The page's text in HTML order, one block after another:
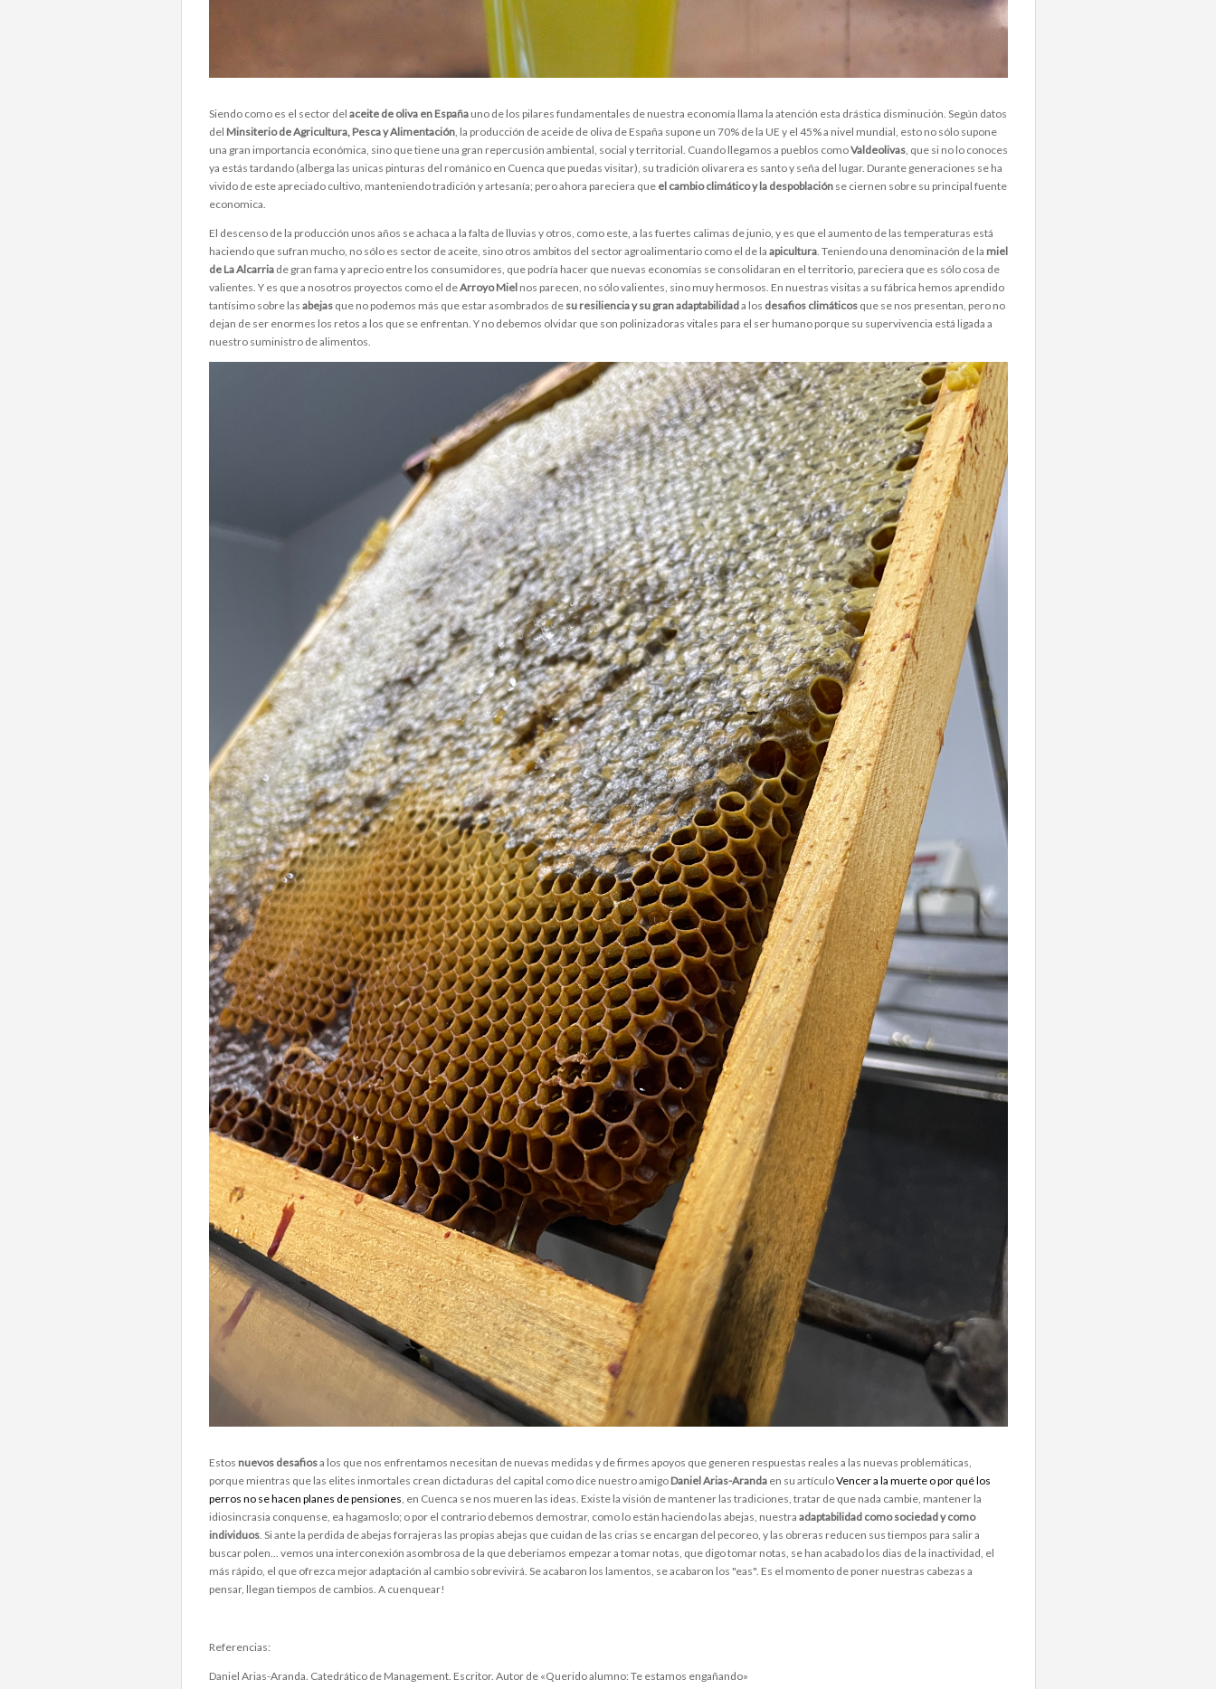
Siendo como es el sector del aceite de oliva en Españauno de los pilares fundamentales de nuestra economía llama la atención esta drástica disminución. Según datos
del Minsiterio de Agricultura, Pesca y Alimentación, la producción de aceide de oliva de España supone un 70% de la UE y el 45% a nivel mundial, esto no sólo supone
una gran importancia económica, sino que tiene una gran repercusión ambiental, social y territorial. Cuando llegamos a pueblos comoValdeolivas, que si no lo conoces
ya estás tardando (alberga las unicas pinturas del románico en Cuenca que puedas visitar), su tradición olivarera es santo y seña del lugar. Durante generaciones se ha
vivido de este apreciado cultivo, manteniendo tradición y artesanía; pero ahora pareciera que el cambio climático y la despoblación se ciernen sobre su principal fuente
economica.
El descenso de la producción unos años se achaca a la falta de lluvias y otros, como este, a las fuertes calimas de junio, y es que el aumento de las temperaturas está
haciendo que sufran mucho, no sólo es sector de aceite, sino otros ambitos del sector agroalimentario como el de la apicultura. Teniendo una denominación de la miel
de La Alcarria de gran fama y aprecio entre los consumidores, que podría hacer que nuevas economías se consolidaran en el territorio, pareciera que es sólo cosa de
valientes. Y es que a nosotros proyectos como el deArroyo Mielnos parecen, no sólo valientes, sino muy hermosos. En nuestras visitas a su fábrica hemos aprendido
tantísimo sobre las abejas que no podemos más que estar asombrados de su resiliencia y su gran adaptabilidada los desafios climáticosque se nos presentan, pero no
dejan de ser enormes los retos a los que se enfrentan. Y no debemos olvidar que son polinizadoras vitales para el ser humano porque su supervivencia está ligada a
nuestro suministro de alimentos.
Estos nuevos desafiosa los que nos enfrentamos necesitan de nuevas medidas y de firmes apoyos que generen respuestas reales a las nuevas problemáticas,
porque mientras que las elites inmortales crean dictaduras del capital como dice nuestro amigo Daniel Arias-Arandaen su artículoVencer a la muerte o por qué los
perros no se hacen planes de pensiones , en Cuenca se nos mueren las ideas. Existe la visión de mantener las tradiciones, tratar de que nada cambie, mantener la
idiosincrasia conquense, ea hagamoslo; o por el contrario debemos demostrar, como lo están haciendo las abejas, nuestra adaptabilidad como sociedad y como
individuos. Si ante la perdida de abejas forrajeras las propias abejas que cuidan de las crias se encargan del pecoreo, y las obreras reducen sus tiempos para salir a
buscar polen... vemos una interconexión asombrosa de la que deberiamos empezar a tomar notas, que digo tomar notas, se han acabado los dias de la inactividad, el
más rápido, el que ofrezca mejor adaptación al cambio sobrevivirá. Se acabaron los lamentos, se acabaron los "eas". Es el momento de poner nuestras cabezas a
pensar, llegan tiempos de cambios. A cuenquear!
Referencias:
Daniel Arias-Aranda. Catedrático de Management. Escritor. Autor de «Querido alumno: Te estamos engañando»